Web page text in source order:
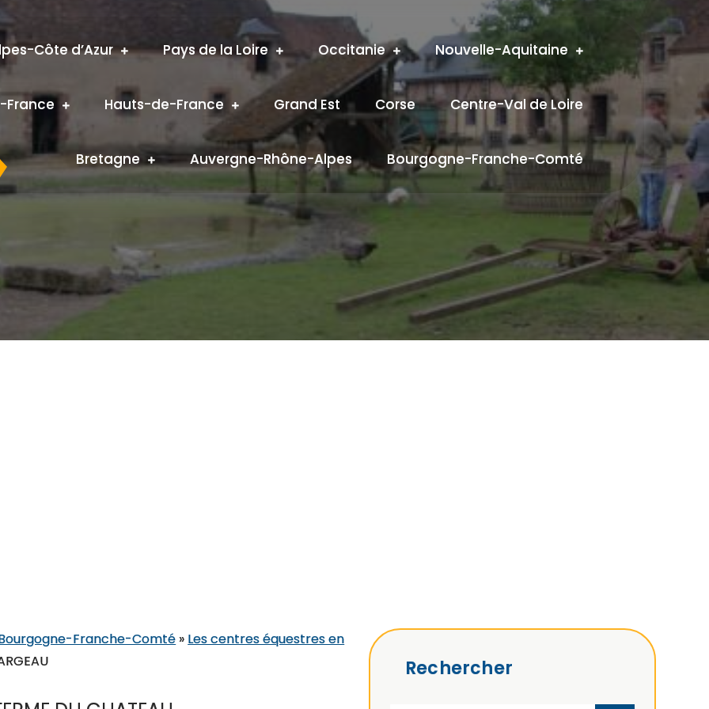
Côte d’Azur Pays de la Loire Occitanie Nouvelle-Aquitaine
France Hauts-de-France Grand Est Corse Centre-Val de Loire
Bretagne Auvergne-Rhône-Alpes Bourgogne-Franche-Comté
Franche-Comté » Les centres équestres en
Rechercher